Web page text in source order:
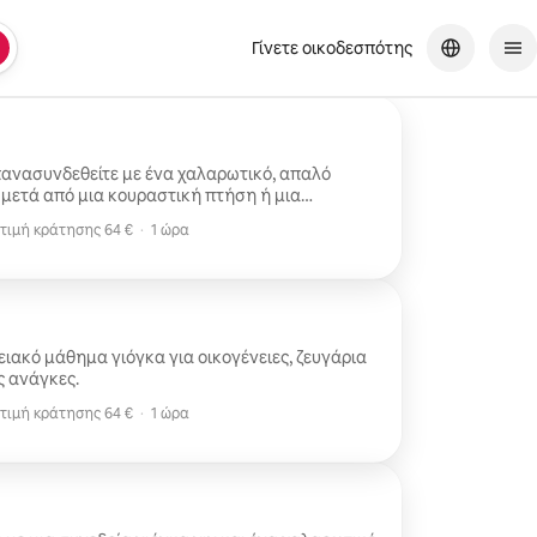
Γίνετε οικοδεσπότης
με ένα χαλαρωτικό, απαλό
από μια κουραστική πτήση ή μια
κάντε διατάσεις, ξεκουραστείτε,
κράτησης 64 € · 1 ώρα
μάθημα γιόγκα για οικογένειες, ζευγάρια
ανάγκες.
κράτησης 64 € · 1 ώρα